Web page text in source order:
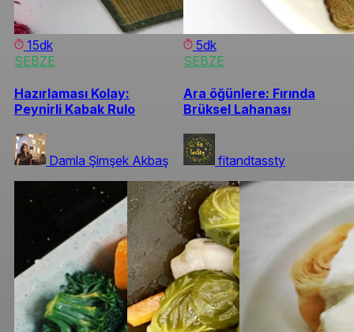
15dk
SEBZE
Hazırlaması Kolay:
Peynirli Kabak Rulo
Damla Şimşek Akbaş
5dk
SEBZE
Ara öğünlere: Fırında
Brüksel Lahanası
fitandtassty